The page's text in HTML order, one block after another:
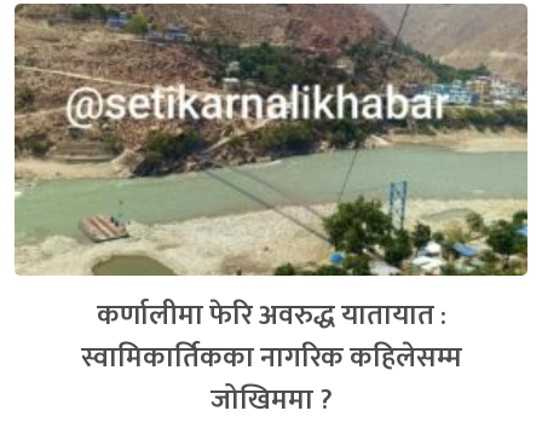
कर्णालीमा फेरि अवरुद्ध यातायात :
स्वामिकार्तिकका नागरिक कहिलेसम्म
जोखिममा ?